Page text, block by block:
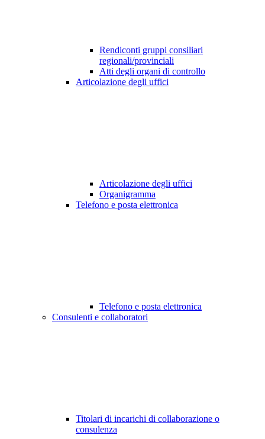
Rendiconti gruppi consiliari
regionali/provinciali
Atti degli organi di controllo
Articolazione degli uffici
Articolazione degli uffici
Organigramma
Telefono e posta elettronica
Telefono e posta elettronica
Consulenti e collaboratori
Titolari di incarichi di collaborazione o
consulenza